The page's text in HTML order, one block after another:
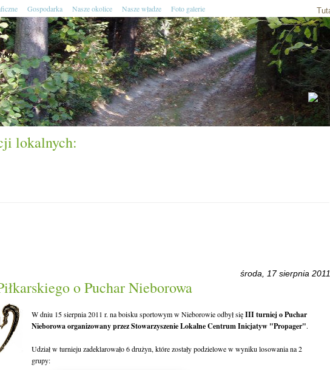
Gospodarka Nasze okolice Nasze władze Foto galerie
lokalnych:
środa, 17 sierpnia 2011
o Puchar Nieborowa
W dniu 15 sierpnia 2011 r. na boisku sportowym w Nieborowie odbył sięIII turniej o Puchar
Nieborowa organizowany przez Stowarzyszenie Lokalne Centrum Inicjatyw "Propager".
Udział w turnieju zadeklarowało 6 drużyn, które zostały podzielowe w wyniku losowania na 2
grupy: